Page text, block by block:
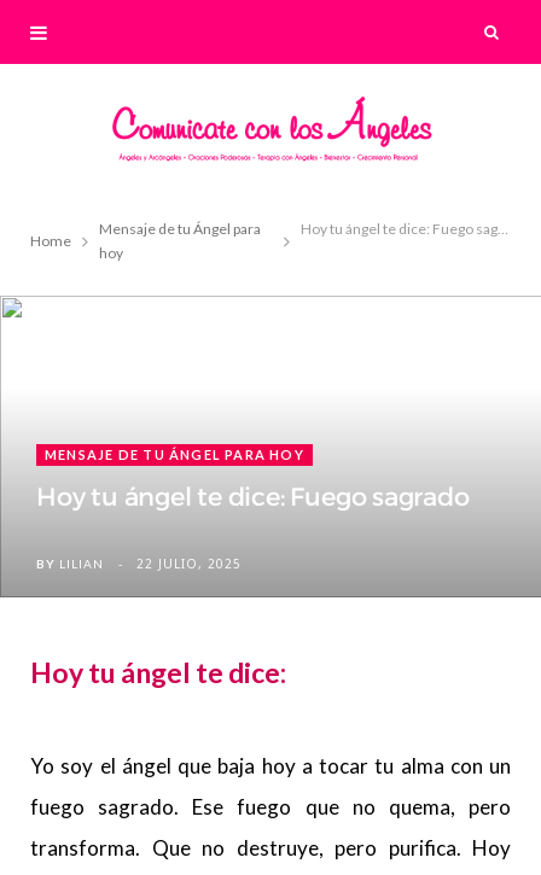
Home
Mensaje de tu Ángel para
hoy
Hoy tu ángel te dice: Fuego sagrado
MENSAJE DE TU ÁNGEL PARA HOY
Hoy tu ángel te dice: Fuego sagrado
BY LILIAN 22 JULIO, 2025
Hoy tu ángel te dice:
Yo soy el ángel que baja hoy a tocar tu alma con un
fuego sagrado. Ese fuego que no quema, pero
transforma. Que no destruye, pero purifica. Hoy